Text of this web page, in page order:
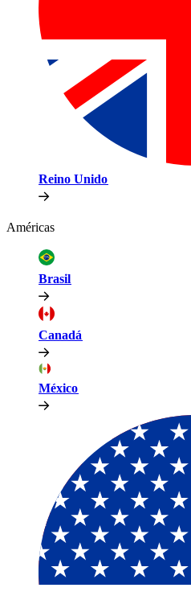
Reino Unido​​
Américas​​
Brasil​​
Canadá​​
México​​